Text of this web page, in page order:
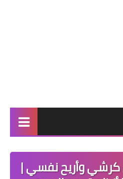
أنظمة المسابقات
وأريح نفسي |